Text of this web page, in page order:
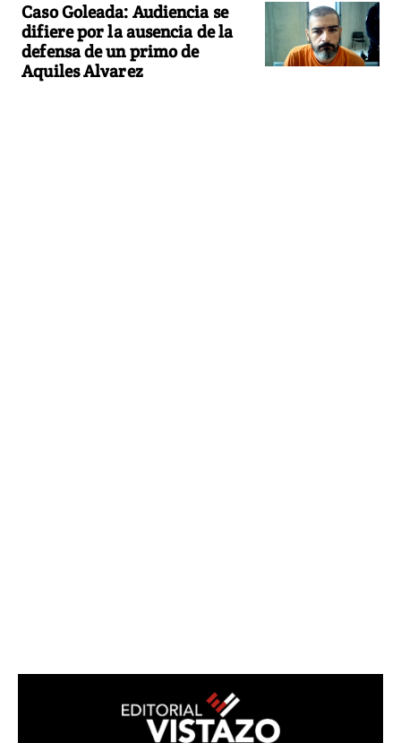
Caso Goleada: Audiencia se
difiere por la ausencia de la
defensa de un primo de
Aquiles Alvarez